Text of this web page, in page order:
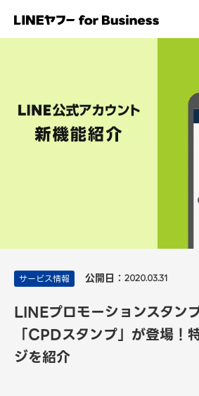
サービス情報 公開日： 2020.03.31
LINEプロモーションスタン
「CPDスタンプ」が登場！
ジを紹介